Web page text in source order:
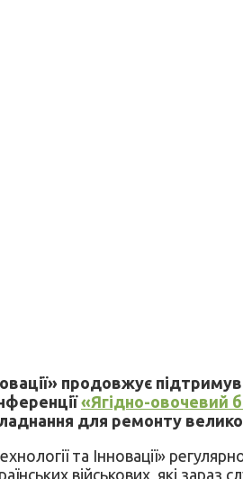
продовжує
«Ягідно-овочевий
для ремонту
та Інновації»
військових, які зараз